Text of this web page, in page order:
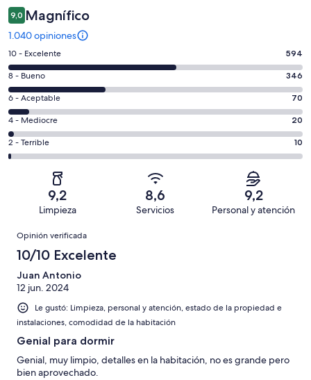
9,0 Magnífico
1.040 opiniones
Evaluación:
10
-
Excelente.
594
de
1040
opiniones
10 - Excelente 594
Evaluación:
8
-
Bueno.
346
de
opiniones
8 - Bueno 346
Evaluación:
6
-
Aceptable.
70
opiniones
6 - Aceptable 70
Evaluación:
4
-
4 - Mediocre 20
Evaluación:
2
1040
2 - Terrible 10
9,2
Limpieza
8,6
Servicios
9,2
Personal y atención
Opiniones
Opinión verificada
10/10 Excelente
Juan Antonio
12 jun. 2024
Le gustó: Limpieza, personal y atención, estado de la propiedad e
instalaciones, comodidad de la habitación
Genial para dormir
Genial, muy limpio, detalles en la habitación, no es grande pero
bien aprovechado.